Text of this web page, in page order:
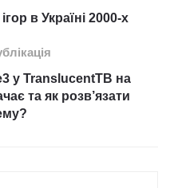
в Україні 2000-х
у TranslucentTB на
та як розв’язати